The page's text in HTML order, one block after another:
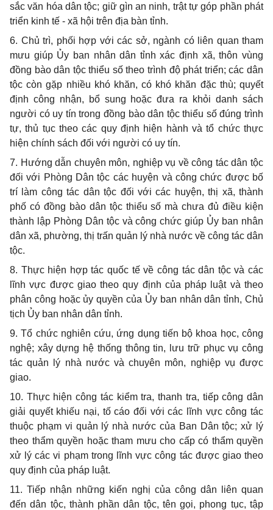
sắc văn hóa dân tộc; giữ gìn an ninh, trật tự góp phần phát
triển kinh tế - xã hội trên địa bàn tỉnh.
6. Chủ trì, phối hợp với các sở, ngành có liên quan tham
mưu giúp Ủy ban nhân dân tỉnh xác định xã, thôn vùng
đồng bào dân tộc thiểu số theo trình độ phát triển; các dân
tộc còn gặp nhiều khó khăn, có khó khăn đặc thù; quyết
định công nhận, bổ sung hoặc đưa ra khỏi danh sách
người có uy tín trong đồng bào dân tộc thiểu số đúng trình
tự, thủ tục theo các quy định hiện hành và tổ chức thực
hiện chính sách đối với người có uy tín.
7. Hướng dẫn chuyên môn, nghiệp vụ về công tác dân tộc
đối với Phòng Dân tộc các huyện và công chức được bố
trí làm công tác dân tộc đối với các huyện, thị xã, thành
phố có đồng bào dân tộc thiểu số mà chưa đủ điều kiện
thành lập Phòng Dân tộc và công chức giúp Ủy ban nhân
dân xã, phường, thị trấn quản lý nhà nước về công tác dân
tộc.
8. Thực hiện hợp tác quốc tế về công tác dân tộc và các
lĩnh vực được giao theo quy định của pháp luật và theo
phân công hoặc ủy quyền của Ủy ban nhân dân tỉnh, Chủ
tịch Ủy ban nhân dân tỉnh.
9. Tổ chức nghiên cứu, ứng dụng tiến bộ khoa học, công
nghệ; xây dựng hệ thống thông tin, lưu trữ phục vụ công
tác quản lý nhà nước và chuyên môn, nghiệp vụ được
giao.
10. Thực hiện công tác kiểm tra, thanh tra, tiếp công dân
giải quyết khiếu nại, tố cáo đối với các lĩnh vực công tác
thuộc phạm vi quản lý nhà nước của Ban Dân tộc; xử lý
theo thẩm quyền hoặc tham mưu cho cấp có thẩm quyền
xử lý các vi phạm trong lĩnh vực công tác được giao theo
quy định của pháp luật.
11. Tiếp nhận những kiến nghị của công dân liên quan
đến dân tộc, thành phần dân tộc, tên gọi, phong tục, tập